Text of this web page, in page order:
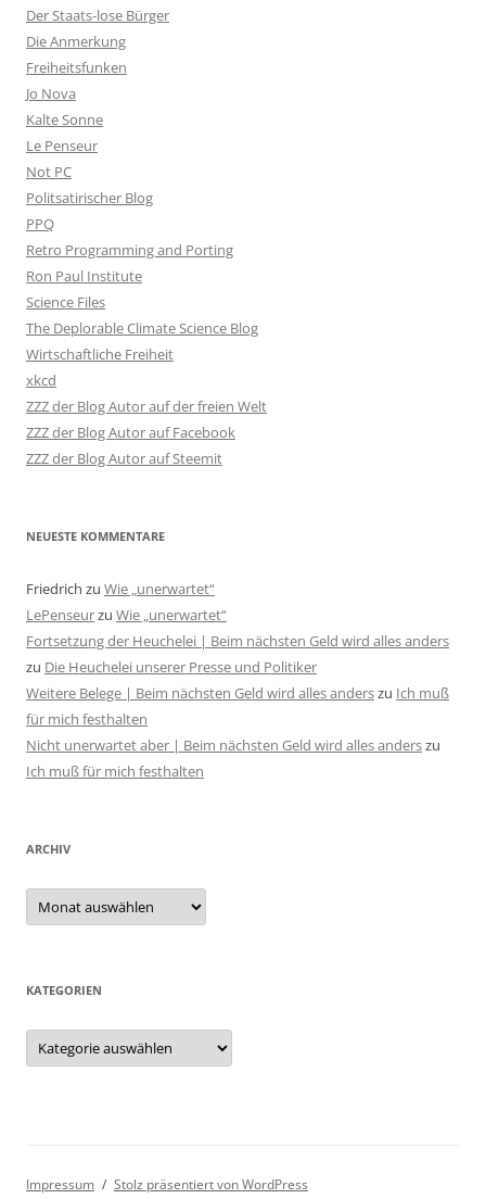
Der Staats-lose Bürger
Die Anmerkung
Freiheitsfunken
Jo Nova
Kalte Sonne
Le Penseur
Not PC
Politsatirischer Blog
PPQ
Retro Programming and Porting
Ron Paul Institute
Science Files
The Deplorable Climate Science Blog
Wirtschaftliche Freiheit
xkcd
ZZZ der Blog Autor auf der freien Welt
ZZZ der Blog Autor auf Facebook
ZZZ der Blog Autor auf Steemit
NEUESTE KOMMENTARE
Friedrich zu Wie „unerwartet“
LePenseurzu Wie „unerwartet“
Fortsetzung der Heuchelei | Beim nächsten Geld wird alles anders
zu Die Heuchelei unserer Presse und Politiker
Weitere Belege | Beim nächsten Geld wird alles anderszu Ich muß
für mich festhalten
Nicht unerwartet aber | Beim nächsten Geld wird alles anderszu
Ich muß für mich festhalten
ARCHIV
Archiv
KATEGORIEN
Kategorien
Impressum Stolz präsentiert von WordPress